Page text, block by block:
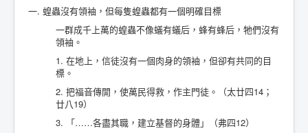
一. 蝗蟲沒有領袖，但每隻蝗蟲都有一個明確目標
一群成千上萬的蝗蟲不像蟻有蟻后，蜂有蜂后，牠們沒有
領袖。
1. 在地上，信徒沒有一個肉身的領袖，但卻有共同的目
標。
2. 把福音傳開，使萬民得救，作主門徒。（太廿四14；
廿八19）
3. 「……各盡其職，建立基督的身體」（弗四12）